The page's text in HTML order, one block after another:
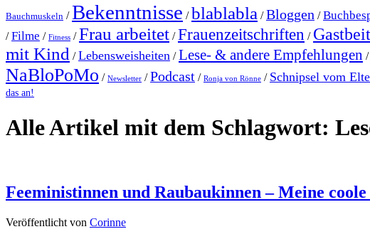
Bauchmuskeln /Bekenntnisse /blablabla /Bloggen /
/Filme / Fitness /Frau arbeitet /Frauenzeitschriften /
mit Kind /Lebensweisheiten /Lese- & andere Empfehlungen /
NaBloPoMo / Newsletter /Podcast / Ronja von Rönne / Schnipsel vom
das an!
Alle Artikel mit dem Schlagwort:
Feeministinnen und Raubaukinnen – Meine
Veröffentlicht von Corinne